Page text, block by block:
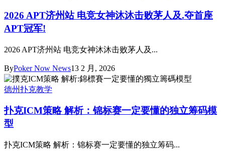
2026 APT济州站 电竞女神沐沐击败茅人及.夺首座
APT冠军!
2026 APT济州站 电竞女神沐沐击败茅人及...
ByPoker Now News13 2 月, 2026
德州扑克教学
扑克ICM策略 解析：锦标赛一定要懂的独立筹码模
型
扑克ICM策略 解析：锦标赛一定要懂的独立筹码...